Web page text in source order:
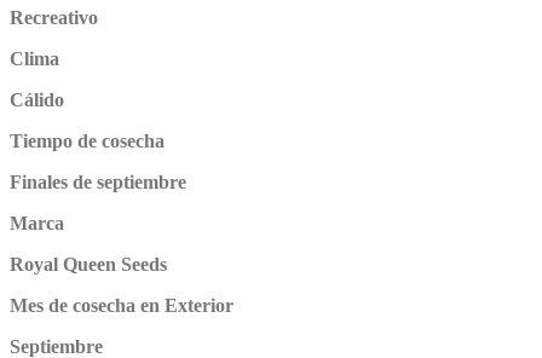
Recreativo
Clima
Cálido
Tiempo de cosecha
Finales de septiembre
Marca
Royal Queen Seeds
Mes de cosecha en Exterior
Septiembre